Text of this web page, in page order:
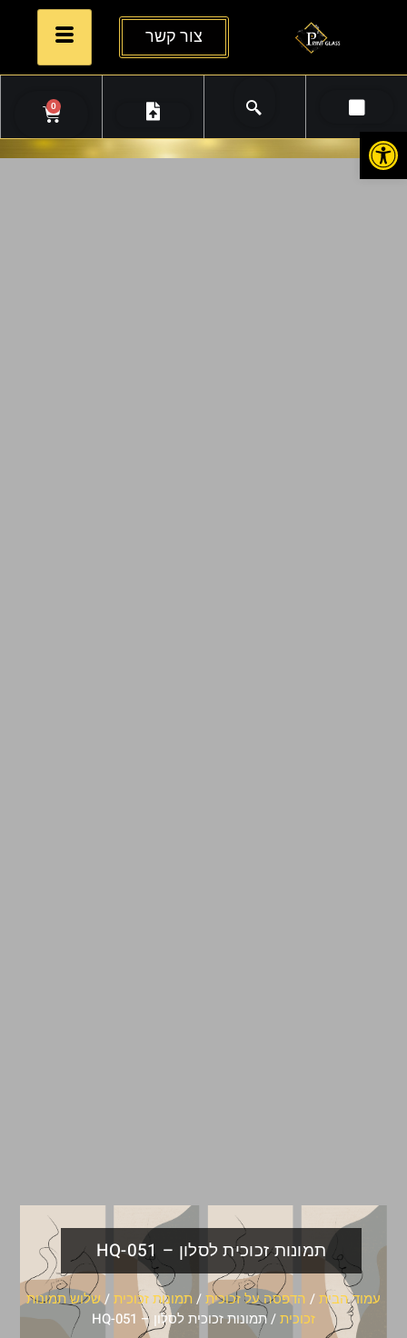
פתח סרגל נגישות
צור קשר
0
תמונות זכוכית לסלון – HQ-051
עמוד הבית/ הדפסה על זכוכית/ תמונות זכוכית/שלוש תמונות
זכוכית/ תמונות זכוכית לסלון – HQ-051